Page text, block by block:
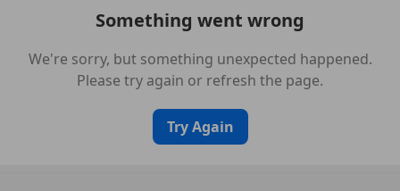
* Scheinwerfer Ein/Aus-Automatik mittels
* Seitenairbags und Zentralairbag vorne
* Seitenfensternumrandung in schwarz
* Seitenschweller mit Applikationen Yaris Cross
* Sequentieller Blinker Heck
Something went wrong
We're sorry, but something unexpected happened.
Please try again or refresh the page.
Try Again